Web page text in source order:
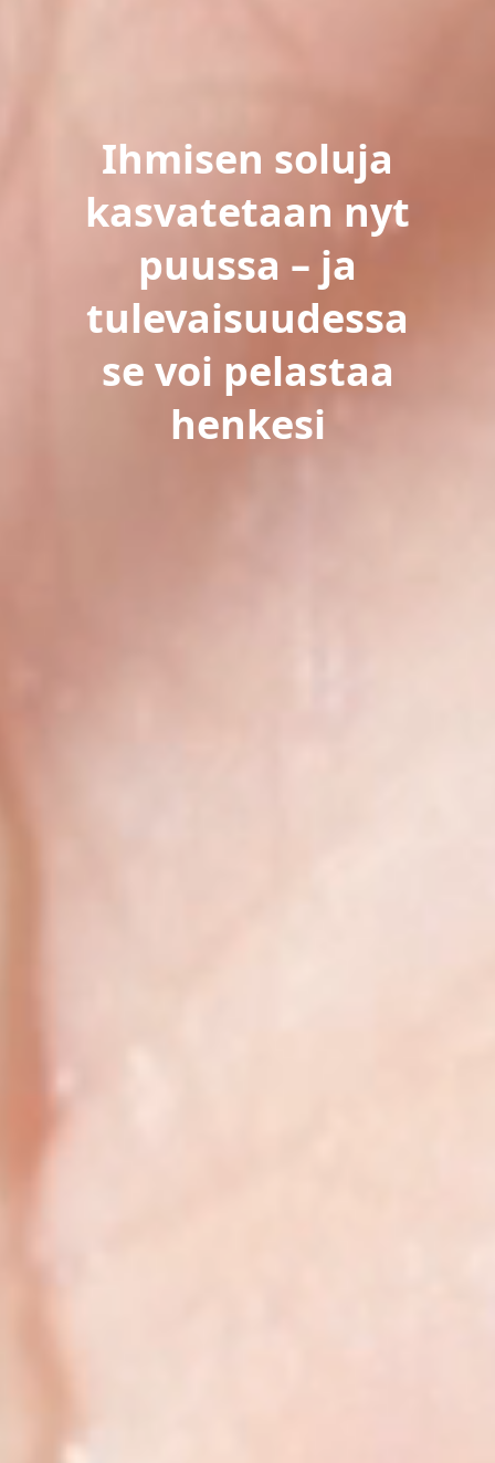
Ihmisen soluja
kasvatetaan nyt
puussa – ja
tulevaisuudessa
se voi pelastaa
henkesi